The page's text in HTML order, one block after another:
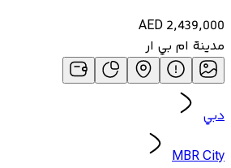
AED 2,439,000
مدينة ام بي ار
دبي
MBR City